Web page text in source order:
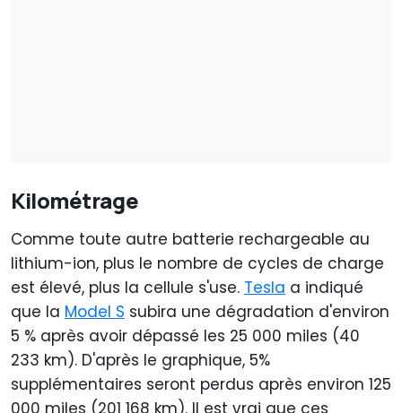
Kilométrage
Comme toute autre batterie rechargeable au
lithium-ion, plus le nombre de cycles de charge
est élevé, plus la cellule s'use. Tesla a indiqué
que la Model S subira une dégradation d'environ
5 % après avoir dépassé les 25 000 miles (40
233 km). D'après le graphique, 5%
supplémentaires seront perdus après environ 125